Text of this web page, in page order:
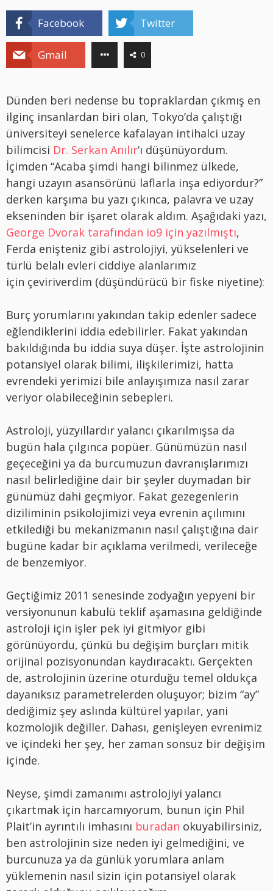
Facebook Twitter
Gmail 0
Dünden beri nedense bu topraklardan çıkmış en
ilginç insanlardan biri olan, Tokyo’da çalıştığı
üniversiteyi senelerce kafalayan intihalci uzay
bilimcisi Dr. Serkan Anılır‘ı düşünüyordum.
İçimden “Acaba şimdi hangi bilinmez ülkede,
hangi uzayın asansörünü laflarla inşa ediyordur?”
derken karşıma bu yazı çıkınca, palavra ve uzay
ekseninden bir işaret olarak aldım. Aşağıdaki yazı,
George Dvorak tarafından io9 için yazılmıştı,
Ferda enişteniz gibi astrolojiyi, yükselenleri ve
türlü belalı evleri ciddiye alanlarımız
için çeviriverdim (düşündürücü bir fiske niyetine):
Burç yorumlarını yakından takip edenler sadece
eğlendiklerini iddia edebilirler. Fakat yakından
bakıldığında bu iddia suya düşer. İşte astrolojinin
potansiyel olarak bilimi, ilişkilerimizi, hatta
evrendeki yerimizi bile anlayışımıza nasıl zarar
veriyor olabileceğinin sebepleri.
Astroloji, yüzyıllardır yalancı çıkarılmışsa da
bugün hala çılgınca popüer. Günümüzün nasıl
geçeceğini ya da burcumuzun davranışlarımızı
nasıl belirlediğine dair bir şeyler duymadan bir
günümüz dahi geçmiyor. Fakat gezegenlerin
diziliminin psikolojimizi veya evrenin açılımını
etkilediği bu mekanizmanın nasıl çalıştığına dair
bugüne kadar bir açıklama verilmedi, verileceğe
de benzemiyor.
Geçtiğimiz 2011 senesinde zodyağın yepyeni bir
versiyonunun kabulü teklif aşamasına geldiğinde
astroloji için işler pek iyi gitmiyor gibi
görünüyordu, çünkü bu değişim burçları mitik
orijinal pozisyonundan kaydıracaktı. Gerçekten
de, astrolojinin üzerine oturduğu temel oldukça
dayanıksız parametrelerden oluşuyor; bizim “ay”
dediğimiz şey aslında kültürel yapılar, yani
kozmolojik değiller. Dahası, genişleyen evrenimiz
ve içindeki her şey, her zaman sonsuz bir değişim
içinde.
Neyse, şimdi zamanımı astrolojiyi yalancı
çıkartmak için harcamıyorum, bunun için Phil
Plait’in ayrıntılı imhasını buradan okuyabilirsiniz,
ben astrolojinin size neden iyi gelmediğini, ve
burcunuza ya da günlük yorumlara anlam
yüklemenin nasıl sizin için potansiyel olarak